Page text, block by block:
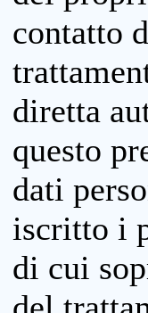
contatto
diretta
questo
dati
iscritto i
di cui